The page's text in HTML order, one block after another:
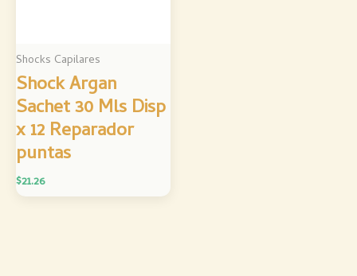
Shocks Capilares
Shock Argan
Sachet 30 Mls Disp
x 12 Reparador
puntas
$21.26